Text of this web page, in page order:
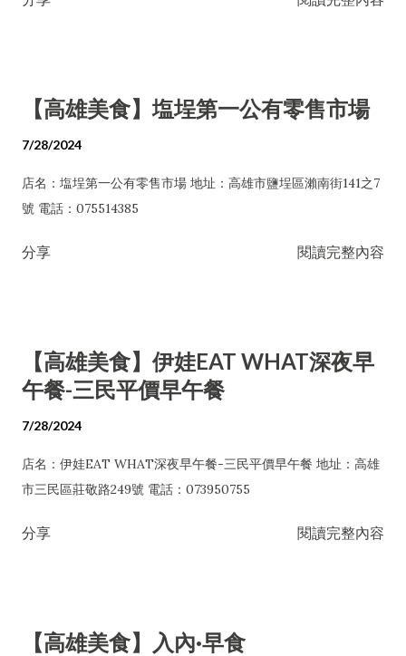
【高雄美食】塩埕第一公有零售市場
7/28/2024
店名：塩埕第一公有零售市場 地址：高雄市鹽埕區瀨南街141之7
號 電話：075514385
分享 閱讀完整內容
【高雄美食】伊娃EAT WHAT深夜早
午餐-三民平價早午餐
7/28/2024
店名：伊娃EAT WHAT深夜早午餐-三民平價早午餐 地址：高雄
市三民區莊敬路249號 電話：073950755
分享 閱讀完整內容
【高雄美食】入內·早食